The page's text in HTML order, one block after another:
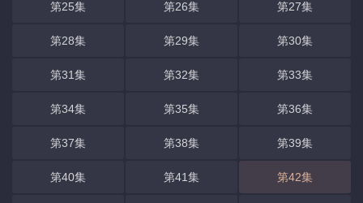
第25集 第26集 第27集
第28集 第29集 第30集
第31集 第32集 第33集
第34集 第35集 第36集
第37集 第38集 第39集
第40集 第41集 第42集